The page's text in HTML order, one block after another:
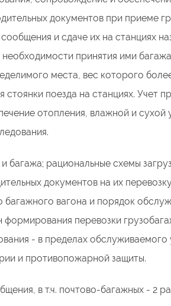
документов при приеме
и сдаче их на станциях
принятия ими
места, вес которого
поезда на станциях. Учет
отопления, влажной и сухой
багажа; рациональные схемы
документов на их
вагона и порядок
перевозки
- в пределах
и противопожарной защиты.
в т.ч. почтово-багажных - 2